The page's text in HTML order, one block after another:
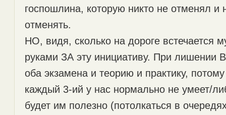
госпошлина, которую никто не отменял и
отменять.
НО, видя, сколько на дороге встечается
руками ЗА эту инициативу. При лишении
оба экзамена и теорию и практику,
каждый 3-ий у нас нормально не умеет/
будет им полезно (потолкаться в